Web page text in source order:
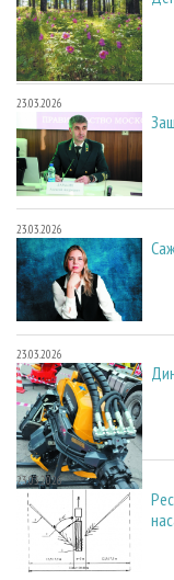
23.03.2026
23.03.2026
23.03.2026
23.03.2026